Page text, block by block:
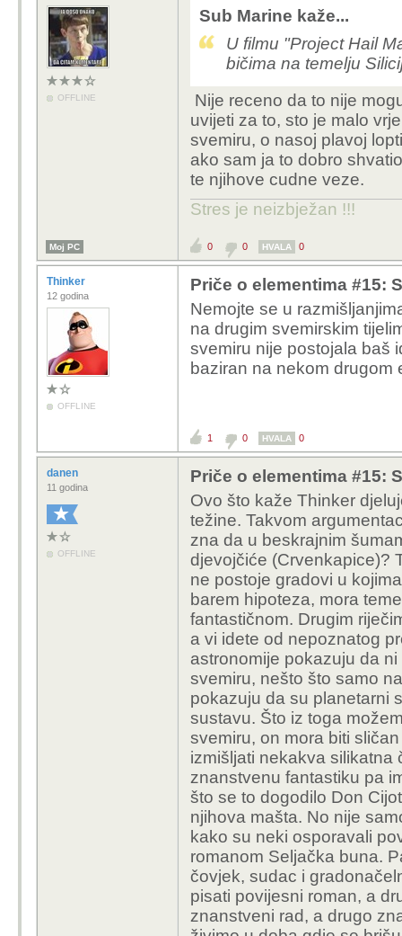
OFFLINE
Sub Marine kaže...
U filmu "Project Hail
bičima na temelju
Nije receno da to nije
uvijeti za to, sto je malo
svemiru, o nasoj plavoj
ako sam ja to dobro
te njihove cudne veze.
Stres je neizbježan !!!
Moj PC 0 0 HVALA 0
Thinker
12 godina
OFFLINE
Priče o elementima #15:
Nemojte se u
na drugim svemirskim
svemiru nije postojala baš
baziran na nekom drugom
1 0 HVALA 0
danen
11 godina
OFFLINE
Priče o elementima #15:
Ovo što kaže Thinker
težine. Takvom
zna da u beskrajnim
djevojčiće (Crvenkapice)?
ne postoje gradovi u
barem hipoteza, mora
fantastičnom. Drugim
a vi idete od nepoznatog
astronomije pokazuju da
svemiru, nešto što samo
pokazuju da su planetarni
sustavu. Što iz toga
svemiru, on mora biti
izmišljati nekakva silikatna
znanstvenu fantastiku pa
što se to dogodilo Don
njihova mašta. No nije
kako su neki osporavali
romanom Seljačka buna.
čovjek, sudac i
pisati povijesni roman, a
znanstveni rad, a drugo